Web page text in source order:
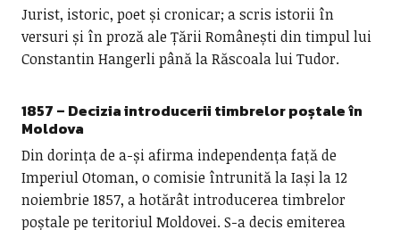
Jurist, istoric, poet și cronicar; a scris istorii în
versuri și în proză ale Țării Românești din timpul lui
Constantin Hangerli până la Răscoala lui Tudor.
1857 – Decizia introducerii timbrelor poștale în
Moldova
Din dorința de a-și afirma independența față de
Imperiul Otoman, o comisie întrunită la Iași la 12
noiembrie 1857, a hotărât introducerea timbrelor
poștale pe teritoriul Moldovei. S-a decis emiterea